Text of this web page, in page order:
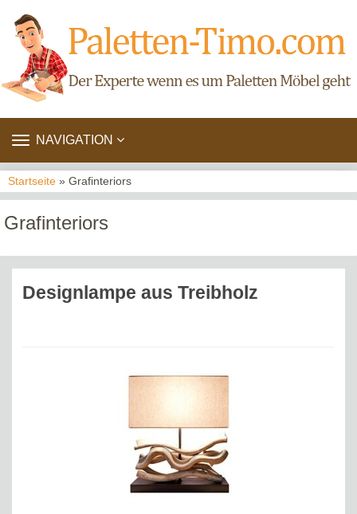
TOGGLE
NAVIGATION
Startseite » Grafinteriors
Grafinteriors
Designlampe aus Treibholz